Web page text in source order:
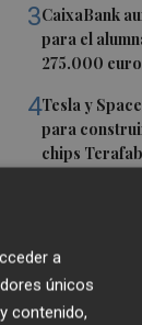
3CaixaBank
para el
275.000
4Tesla y
para
chips Terafab
L'Eliana
puente y
a
únicos
contenido,